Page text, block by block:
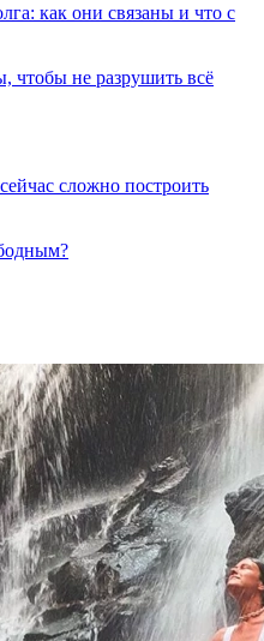
как они связаны и что с
чтобы не разрушить всё
сложно построить